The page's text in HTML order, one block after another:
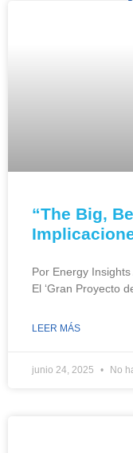
“The Big,
Por Energy
El ‘Gran Proyecto
LEER MÁS
junio 24, 2025 No